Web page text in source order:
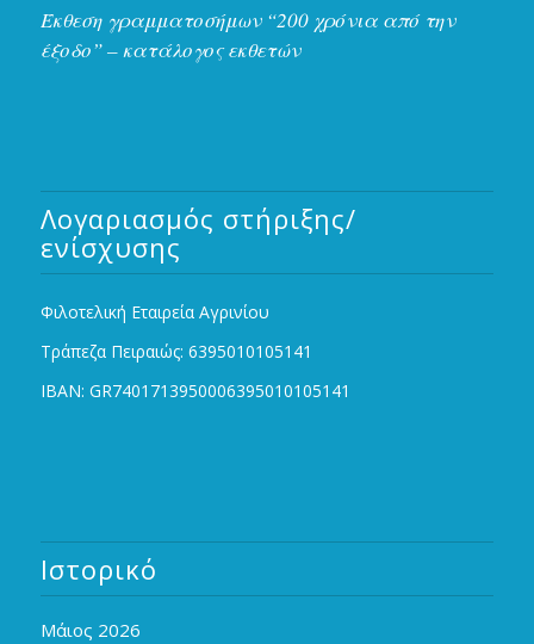
Έκθεση γραμματοσήμων “200 χρόνια από την
έξοδο” – κατάλογος εκθετών
Λογαριασμός στήριξης/
ενίσχυσης
Φιλοτελική Εταιρεία Αγρινίου
Τράπεζα Πειραιώς: 6395010105141
IBAN: GR7401713950006395010105141
Ιστορικό
Μάιος 2026